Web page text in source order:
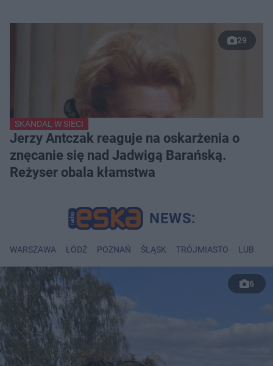
29
SKANDAL W SIECI
Jerzy Antczak reaguje na oskarżenia o
znęcanie się nad Jadwigą Barańską.
Reżyser obala kłamstwa
WARSZAWA ŁÓDŹ POZNAŃ ŚLĄSK TRÓJMIASTO LUBLIN
6